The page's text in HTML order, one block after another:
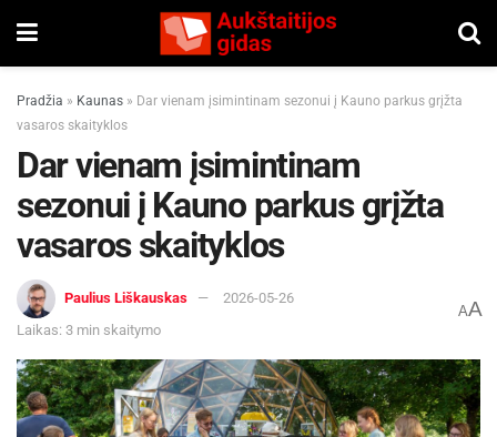
Pradžia » Kaunas » Dar vienam įsimintinam sezonui į Kauno parkus grįžta
vasaros skaityklos
Dar vienam įsimintinam
sezonui į Kauno parkus grįžta
vasaros skaityklos
Paulius Liškauskas
2026-05-26
Laikas: 3 min skaitymo
AA